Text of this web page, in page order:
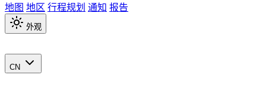
地图 地区 行程规划 通知 报告
外观
CN